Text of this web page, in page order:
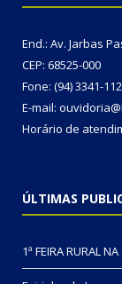
End.: Av. Jarbas
CEP: 68525-000
Fone: (94) 3341-
E-mail:
Horário de
ÚLTIMAS
1ª FEIRA RURAL